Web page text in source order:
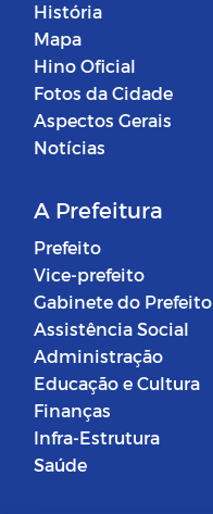
História
Mapa
Hino Oficial
Fotos da Cidade
Aspectos Gerais
Notícias
A Prefeitura
Prefeito
Vice-prefeito
Gabinete do Prefeito
Assistência Social
Administração
Educação e Cultura
Finanças
Infra-Estrutura
Saúde